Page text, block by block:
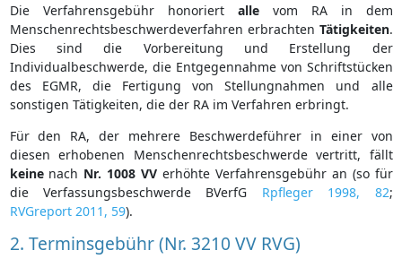
Die Verfahrensgebühr honoriert allevom RA in dem
Menschenrechtsbeschwerdeverfahren erbrachten Tätigkeiten.
Dies sind die Vorbereitung und Erstellung der
Individualbeschwerde, die Entgegennahme von Schriftstücken
des EGMR, die Fertigung von Stellungnahmen und alle
sonstigen Tätigkeiten, die der RA im Verfahren erbringt.
Für den RA, der mehrere Beschwerdeführer in einer von
diesen erhobenen Menschenrechtsbeschwerde vertritt, fällt
keinenach Nr. 1008 VV erhöhte Verfahrensgebühr an (so für
die Verfassungsbeschwerde BVerfG Rpfleger 1998, 82;
RVGreport 2011, 59).
2. Terminsgebühr (Nr. 3210 VV RVG)